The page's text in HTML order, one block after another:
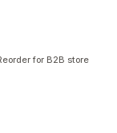
for B2B store